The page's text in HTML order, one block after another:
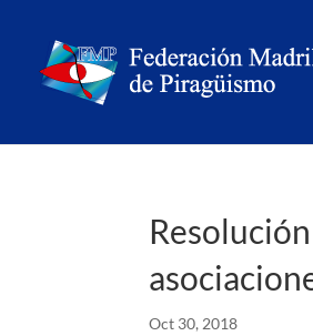
Oct 30, 2018